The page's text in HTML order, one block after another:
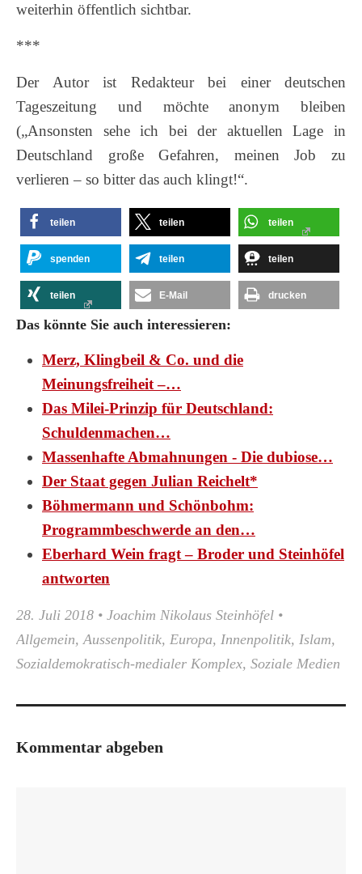
weiterhin öffentlich sichtbar.
***
Der Autor ist Redakteur bei einer deutschen
Tageszeitung und möchte anonym bleiben
(„Ansonsten sehe ich bei der aktuellen Lage in
Deutschland große Gefahren, meinen Job zu
verlieren – so bitter das auch klingt!“.
teilen teilen teilen
spenden teilen teilen
teilen E-Mail drucken
Das könnte Sie auch interessieren:
Merz, Klingbeil & Co. und die
Meinungsfreiheit –…
Das Milei-Prinzip für Deutschland:
Schuldenmachen…
Massenhafte Abmahnungen - Die dubiose…
Der Staat gegen Julian Reichelt*
Böhmermann und Schönbohm:
Programmbeschwerde an den…
Eberhard Wein fragt – Broder und Steinhöfel
antworten
28. Juli 2018 • Joachim Nikolaus Steinhöfel •
Allgemein,Aussenpolitik, Europa, Innenpolitik, Islam,
Sozialdemokratisch-medialer Komplex, Soziale Medien
Kommentar abgeben